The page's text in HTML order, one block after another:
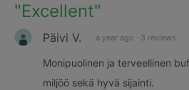
"Excellent"
Päivi V. a year ago · 3 reviews
Monipuolinen ja terveellinen
miljöö sekä hyvä sijainti.